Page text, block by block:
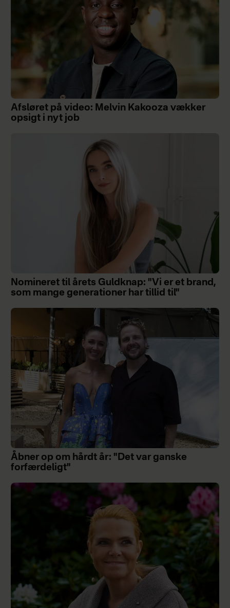
Afsløret på video: Melvin Kakooza vækker
opsigt i nyt job
Nomineret til årets Guldknap: "Vi er et brand,
som mange generationer har tillid til"
Åbner op om hårdt år: "Det var ganske
forfærdeligt"